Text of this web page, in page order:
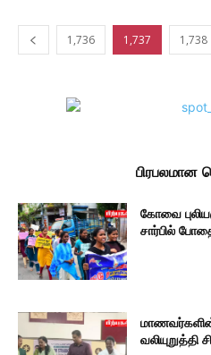
1,736 1,737 1,738
பிரபலமான
கோவை
சார்பில்
வலியுறுத்தி